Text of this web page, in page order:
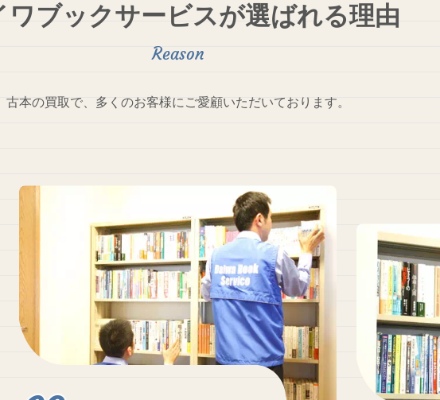
ワブックサービスが選ばれる理由
古本の買取で、多くのお客様にご愛顧いただいております。